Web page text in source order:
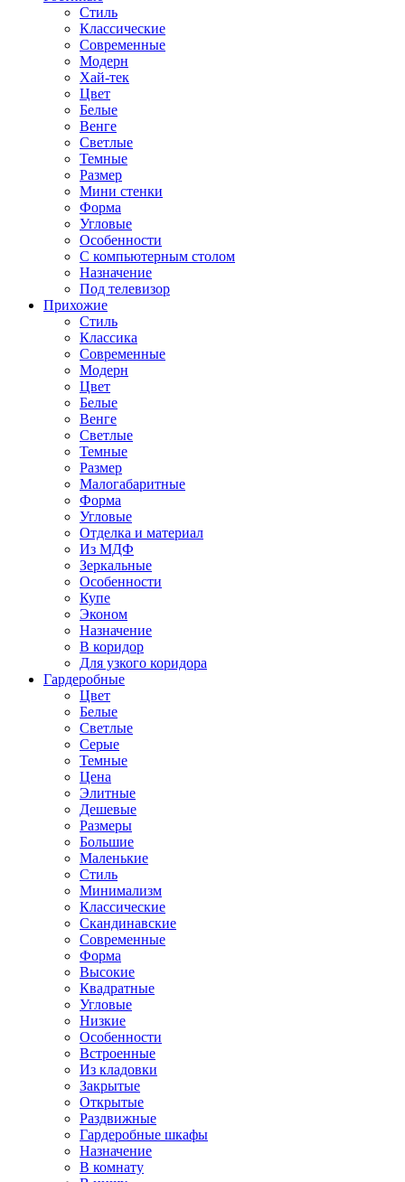
Стиль
Классические
Современные
Модерн
Хай-тек
Цвет
Белые
Венге
Светлые
Темные
Размер
Мини стенки
Форма
Угловые
Особенности
С компьютерным столом
Назначение
Под телевизор
Прихожие
Стиль
Классика
Современные
Модерн
Цвет
Белые
Венге
Светлые
Темные
Размер
Малогабаритные
Форма
Угловые
Отделка и материал
Из МДФ
Зеркальные
Особенности
Купе
Эконом
Назначение
В коридор
Для узкого коридора
Гардеробные
Цвет
Белые
Светлые
Серые
Темные
Цена
Элитные
Дешевые
Размеры
Большие
Маленькие
Стиль
Минимализм
Классические
Скандинавские
Современные
Форма
Высокие
Квадратные
Угловые
Низкие
Особенности
Встроенные
Из кладовки
Закрытые
Открытые
Раздвижные
Гардеробные шкафы
Назначение
В комнату